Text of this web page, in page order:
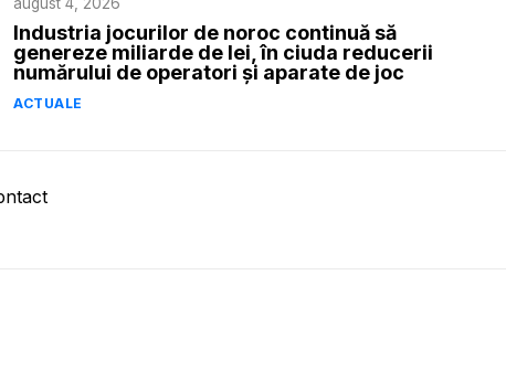
Industria jocurilor de noroc continuă să
genereze miliarde de lei, în ciuda reducerii
numărului de operatori și aparate de joc
ACTUALE